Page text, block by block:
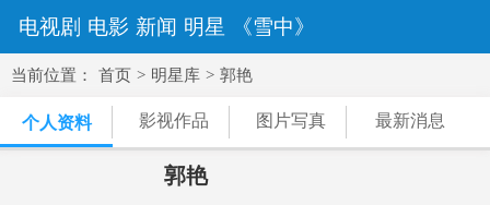
电视剧 电影 新闻 明星 《雪中》
当前位置： 首页 > 明星库 > 郭艳
个人资料 影视作品 图片写真 最新消息
郭艳